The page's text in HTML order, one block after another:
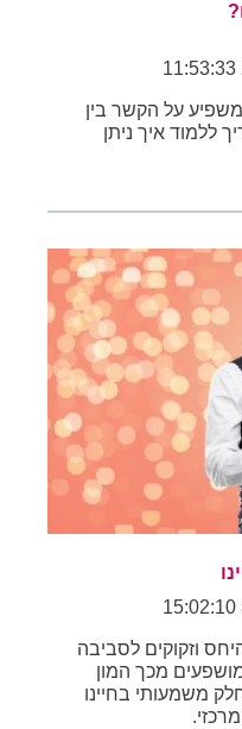
על הקשר בין
ללמוד איך ניתן
וזקוקים לסביבה
מכך המון
משמעותי בחיינו